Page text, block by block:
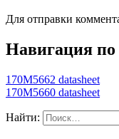
Для отправки
Навигация по
170M5662 datasheet
170M5660 datasheet
Найти: